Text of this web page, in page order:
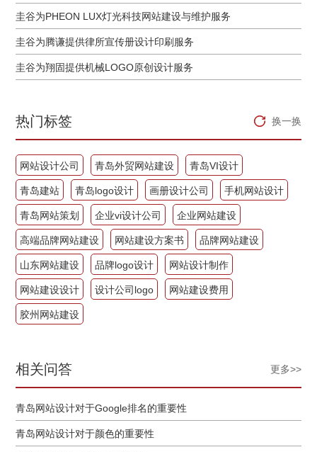
圭谷为PHEON LUX灯光科技网站建设与维护服务
圭谷为腾谦提供律所宣传册设计印刷服务
圭谷为翔固提供机械LOGO原创设计服务
热门标签 换一换
网站设计公司 青岛外贸网站建设 青岛VI设计
青岛建站 青岛logo设计 画册设计公司 手机网站设计
青岛网站策划 企业vi设计公司 企业网站建设
高端品牌网站建设 网站建设方案书 品牌网站建设
山东网站建设 品牌logo设计 网站设计制作
网站建设设计 设计公司logo 网站建设费用
胶州网站建设
相关问答 更多>>
青岛网站设计对于Google排名的重要性
青岛网站设计对于颜色的重要性